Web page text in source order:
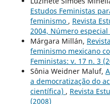
Estudos Feministas
feminismo , Revista
2004, Número
Márgara Millán,
feminismo mexicano
Feministas: v. 17 n. 3
Sônia Weidner Maluf,
a democratização do
científica) , Revista
(2008)